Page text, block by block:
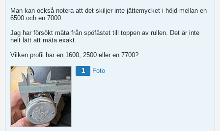
Man kan också notera att det skiljer inte jättemycket i höjd mellan en
6500 och en 7000.
Jag har försökt mäta från spöfästet till toppen av rullen. Det är inte
helt lätt att mäta exakt.
Vilken profil har en 1600, 2500 eller en 7700?
1 Foto